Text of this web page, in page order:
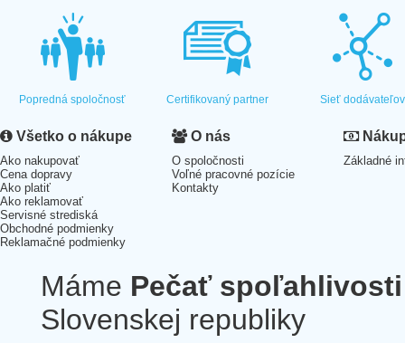
Popredná spoločnosť Certifikovaný partner Sieť dodávateľov
Všetko o nákupe
Ako nakupovať
Cena dopravy
Ako platiť
Ako reklamovať
Servisné strediská
Obchodné podmienky
Reklamačné podmienky
O nás
O spoločnosti
Voľné pracovné pozície
Kontakty
Základné
Máme Pečať spoľahlivosti
Slovenskej republiky